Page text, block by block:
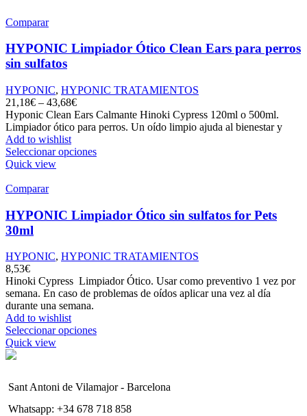
Comparar
HYPONIC Limpiador Ótico Clean Ears para perros
sin sulfatos
HYPONIC, HYPONIC TRATAMIENTOS
21,18€ – 43,68€
Hyponic Clean Ears Calmante Hinoki Cypress 120ml o 500ml.
Limpiador ótico para perros. Un oído limpio ajuda al bienestar y
Add to wishlist
Seleccionar opciones
Quick view
Comparar
HYPONIC Limpiador Ótico sin sulfatos for Pets
30ml
HYPONIC, HYPONIC TRATAMIENTOS
8,53€
Hinoki Cypress Limpiador Ótico. Usar como preventivo 1 vez por
semana. En caso de problemas de oídos aplicar una vez al día
durante una semana.
Add to wishlist
Seleccionar opciones
Quick view
Sant Antoni de Vilamajor - Barcelona
Whatsapp: +34 678 718 858